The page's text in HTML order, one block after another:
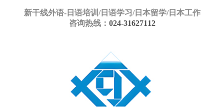
新干线外语-日语培训/日语学习/日本留学/日本工作
咨询热线： 024-31627112